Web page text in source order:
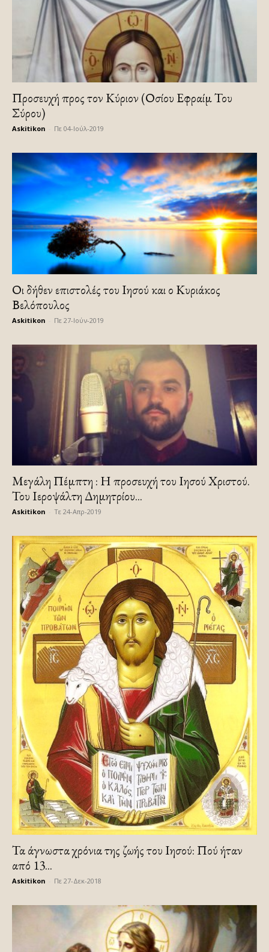
Προσευχή προς τον Κύριον (Οσίου Εφραίμ Του
Σύρου)
Askitikon Πε 04-Ιούλ-2019
Οι δήθεν επιστολές του Ιησού και ο Κυριάκος
Βελόπουλος
Askitikon Πε 27-Ιούν-2019
Μεγάλη Πέμπτη : Η προσευχή του Ιησού Χριστού.
Του Ιεροψάλτη Δημητρίου...
Askitikon Τε 24-Απρ-2019
Τα άγνωστα χρόνια της ζωής του Ιησού: Πού ήταν
από 13...
Askitikon Πε 27-Δεκ-2018